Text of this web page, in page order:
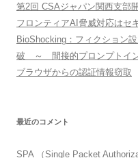
第2回 CSAジャパン関西支部
フロンティアAI脅威対応はセ
BioShocking：フィクション
破 ～ 間接的プロンプトイン
ブラウザからの認証情報窃取
最近のコメント
SPA （Single Packet